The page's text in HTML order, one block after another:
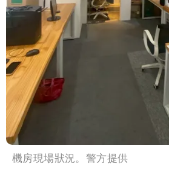
機房現場狀況。警方提供